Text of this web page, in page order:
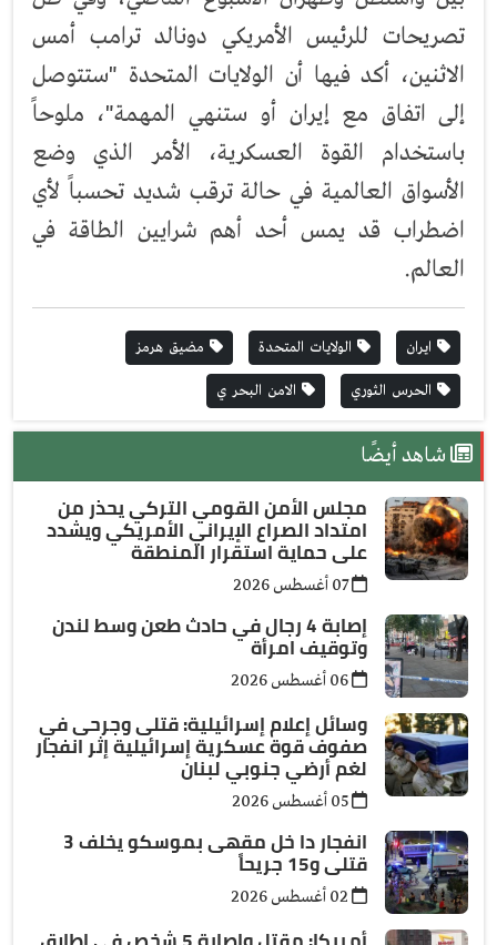
تصريحات للرئيس الأمريكي دونالد ترامب أمس
الاثنين، أكد فيها أن الولايات المتحدة "ستتوصل
إلى اتفاق مع إيران أو ستنهي المهمة"، ملوحاً
باستخدام القوة العسكرية، الأمر الذي وضع
الأسواق العالمية في حالة ترقب شديد تحسباً لأي
اضطراب قد يمس أحد أهم شرايين الطاقة في
العالم.
ايران الولايات المتحدة
مضيق هرمز
الحرس الثوري
الامن البحر ي
شاهد أيضًا
مجلس الأمن القومي التركي يحذر من
امتداد الصراع الإيراني الأمريكي ويشدد
على حماية استقرار المنطقة
07 أغسطس 2026
إصابة 4 رجال في حادث طعن وسط لندن
وتوقيف امرأة
وسائل إعلام إسرائيلية: قتلى وجرحى في
صفوف قوة عسكرية إسرائيلية إثر انفجار
لغم أرضي جنوبي لبنان
انفجار دا خل مقهى بموسكو يخلف 3
قتلى و15 جريحاً